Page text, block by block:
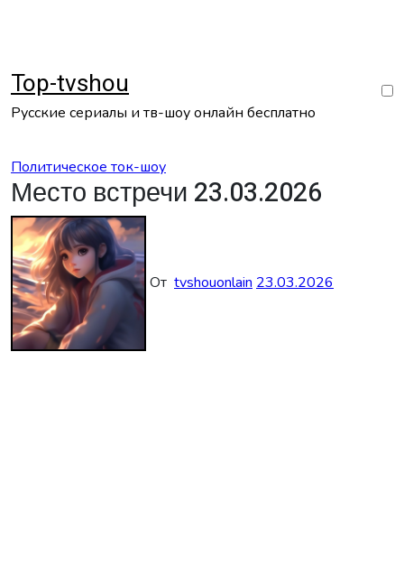
Top-tvshou
Русские сериалы и тв-шоу онлайн бесплатно
Политическое ток-шоу
Место встречи 23.03.2026
От tvshouonlain 23.03.2026